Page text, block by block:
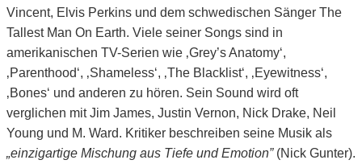
Vincent, Elvis Perkins und dem schwedischen Sänger The
Tallest Man On Earth. Viele seiner Songs sind in
amerikanischen TV-Serien wie ‚Grey’s Anatomy‘,
‚Parenthood‘, ‚Shameless‘, ‚The Blacklist‘, ‚Eyewitness‘,
‚Bones‘ und anderen zu hören. Sein Sound wird oft
verglichen mit Jim James, Justin Vernon, Nick Drake, Neil
Young und M. Ward. Kritiker beschreiben seine Musik als
„einzigartige Mischung aus Tiefe und Emotion”(Nick Gunter).